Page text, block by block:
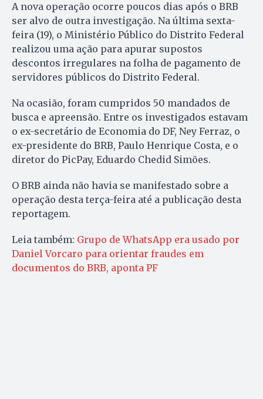
A nova operação ocorre poucos dias após o BRB
ser alvo de outra investigação. Na última sexta-
feira (19), o Ministério Público do Distrito Federal
realizou uma ação para apurar supostos
descontos irregulares na folha de pagamento de
servidores públicos do Distrito Federal.
Na ocasião, foram cumpridos 50 mandados de
busca e apreensão. Entre os investigados estavam
o ex-secretário de Economia do DF, Ney Ferraz, o
ex-presidente do BRB, Paulo Henrique Costa, e o
diretor do PicPay, Eduardo Chedid Simões.
O BRB ainda não havia se manifestado sobre a
operação desta terça-feira até a publicação desta
reportagem.
Leia também: Grupo de WhatsApp era usado por
Daniel Vorcaro para orientar fraudes em
documentos do BRB, aponta PF